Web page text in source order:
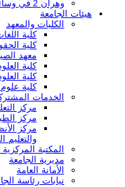
وهران 2 في وسائل الإعلام
هيئات الجامعة
الكليات والمعهد
كلية
كلية
معهد
كلية
كلية
كلية
الخدمات
مركز
مركز
مركز
والتعليم
المكتبة المركزية
مديرية الجامعة
الأمانة العامة
نيابات رئاسة